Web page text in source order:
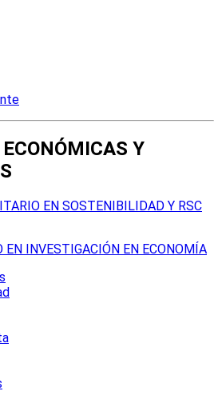
ECONÓMICAS Y
EN SOSTENIBILIDAD Y RSC
INVESTIGACIÓN EN ECONOMÍA